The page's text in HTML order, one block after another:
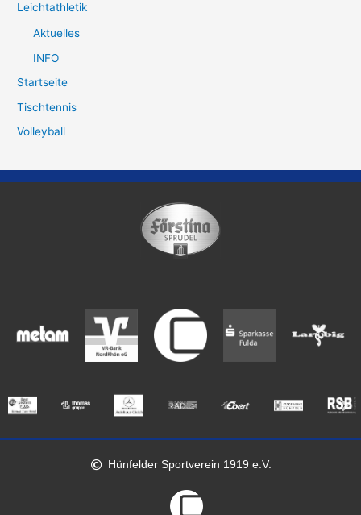
Leichtathletik
Aktuelles
INFO
Startseite
Tischtennis
Volleyball
Hünfelder Sportverein 1919 e.V.